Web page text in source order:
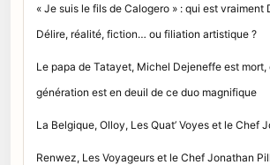
« Je suis le fils de Calogero » : qui est vraiment
Délire, réalité, fiction… ou filiation artistique ?
Le papa de Tatayet, Michel Dejeneffe est
génération est en deuil de ce duo magnifique
La Belgique, Olloy, Les Quat’ Voyes et le Chef
Renwez, Les Voyageurs et le Chef Jonathan